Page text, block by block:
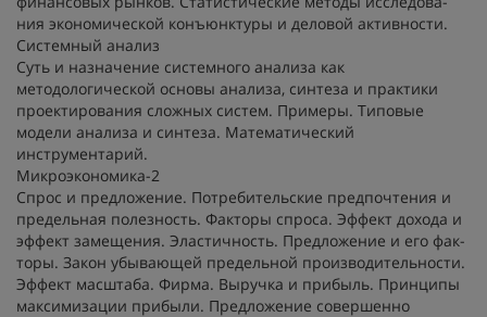
ния экономической конъюнктуры и деловой активности.
Системный анализ
Суть и назначение системного анализа как
методологической основы анализа, синтеза и практики
проектирования сложных систем. Примеры. Типовые
модели анализа и синтеза. Математический
инструментарий.
Микроэкономика-2
Спрос и предложение. Потребительские предпочтения и
предельная полезность. Факторы спроса. Эффект дохода и
эффект замещения. Эластичность. Предложение и его фак-
торы. Закон убывающей предельной производительности.
Эффект масштаба. Фирма. Выручка и прибыль. Принципы
максимизации прибыли. Предложение совершенно